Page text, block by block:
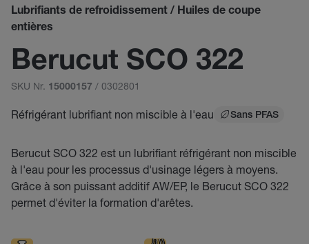
Lubrifiants de refroidissement / Huiles de coupe
entières
Berucut SCO 322
SKU Nr. 15000157 / 0302801
Réfrigérant lubrifiant non miscible à l'eau Sans PFAS
Berucut SCO 322 est un lubrifiant réfrigérant non miscible
à l'eau pour les processus d'usinage légers à moyens.
Grâce à son puissant additif AW/EP, le Berucut SCO 322
permet d'éviter la formation d'arêtes.